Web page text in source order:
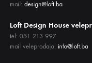
mail: design@loft.ba
Loft Design House
tel: 051 213 997
mail veleprodaja: info@loft.ba